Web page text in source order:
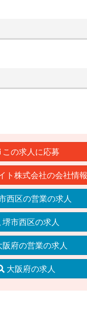
この求人に応募
ト株式会社の会社情報
西区の営業の求人
堺市西区の求人
阪府の営業の求人
大阪府の求人